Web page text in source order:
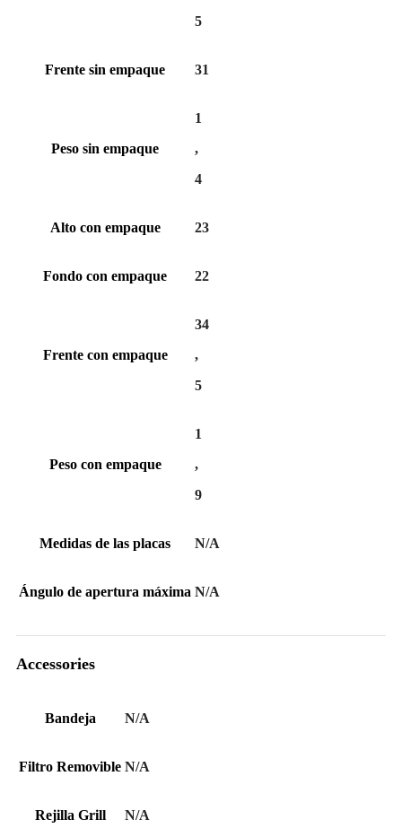
5
Frente sin empaque 31
Peso sin empaque
1
,
4
Alto con empaque 23
Fondo con empaque 22
Frente con empaque
34
,
5
Peso con empaque
1
,
9
Medidas de las placas N/A
Ángulo de apertura máxima N/A
Accessories
Bandeja N/A
Filtro Removible N/A
Rejilla Grill N/A